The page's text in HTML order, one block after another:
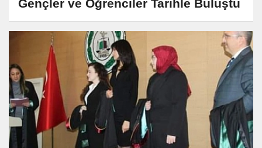
Gençler ve Öğrenciler Tarihle Buluştu